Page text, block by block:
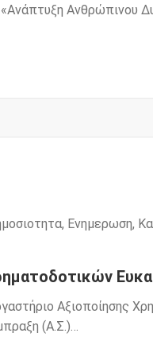
Ανθρώπινου
, Ενημερωση,
Αξιοποίησης
(Α.Σ.)…